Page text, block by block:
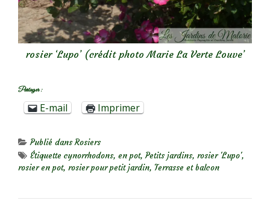
rosier ‘Lupo’ (crédit photo Marie La Verte Louve’
Partager :
E-mail Imprimer
Publié dansRosiers
Étiquette cynorrhodons, en pot,Petits jardins, rosier 'Lupo',
rosier en pot, rosier pour petit jardin, Terrasse et balcon